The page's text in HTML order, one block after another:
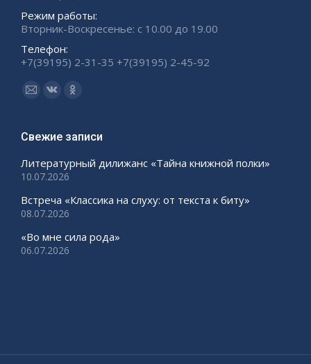
Режим работы:
Вторник-Воскресенье: с 10.00 до 19.00
Телефон:
+7(39195) 2-31-35 +7(39195) 2-45-92
Ищите нас:
Страница
открывается
новом
Страница
открывается
новом
Страница
открывается
новом
Свежие записи
Литературный дилижанс «Тайна книжной полки»
10.07.2026
Встреча «Классика на слуху: от текста к биту»
08.07.2026
«Во мне сила рода»
06.07.2026